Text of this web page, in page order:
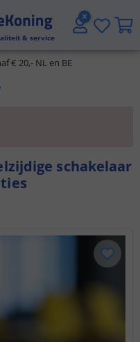
& service
€ 20,- NL en BE
9.1
schakelaar